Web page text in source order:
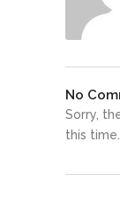
No
Sorry,
this time.